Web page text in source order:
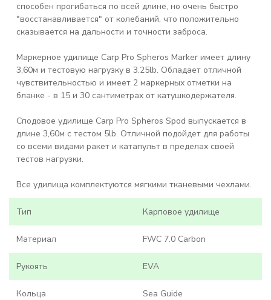
способен прогибаться по всей длине, но очень быстро
"восстанавливается" от колебаний, что положительно
сказывается на дальности и точности заброса.
Маркерное удилище Carp Pro Spheros Marker имеет длину
3,60м и тестовую нагрузку в 3.25lb. Обладает отличной
чувствительностью и имеет 2 маркерных отметки на
бланке - в 15 и 30 сантиметрах от катушкодержателя.
Сподовое удилище Carp Pro Spheros Spod выпускается в
длине 3,60м с тестом 5lb. Отличной подойдет для работы
со всеми видами ракет и катапульт в пределах своей
тестов нагрузки.
Все удилища комплектуются мягкими тканевыми чехлами.
Тип Карповое удилище
Материал FWC 7.0 Carbon
Рукоять EVA
Кольца Sea Guide